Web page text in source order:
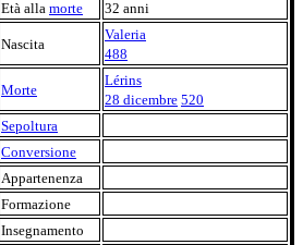
Età alla morte 32 anni
Nascita
Valeria
488
Morte
Lérins
28 dicembre 520
Sepoltura
Conversione
Appartenenza
Formazione
Insegnamento